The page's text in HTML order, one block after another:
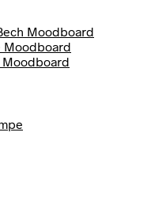
Moodboard
Moodboard
Moodboard